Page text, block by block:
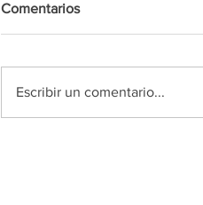
Comentarios
Escribir un comentario...